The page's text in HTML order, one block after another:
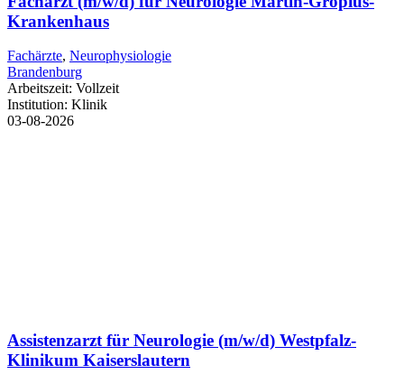
Krankenhaus
Fachärzte, Neurophysiologie
Brandenburg
Arbeitszeit: Vollzeit
Institution: Klinik
03-08-2026
Assistenzarzt für Neurologie (m/w/d) Westpfalz-
Klinikum Kaiserslautern